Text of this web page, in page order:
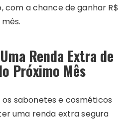
com a chance de ganhar R$
Renda Extra de
Próximo Mês
os sabonetes e cosméticos
uma renda extra segura